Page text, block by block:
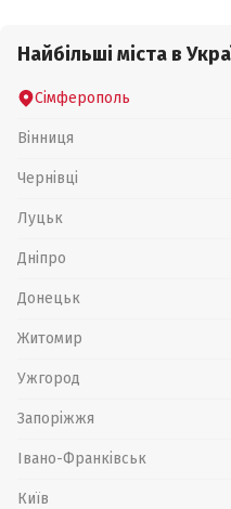
Найбільші міста в
Сімферополь
Вінниця
Чернівці
Луцьк
Дніпро
Донецьк
Житомир
Ужгород
Запоріжжя
Івано-Франківськ
Київ